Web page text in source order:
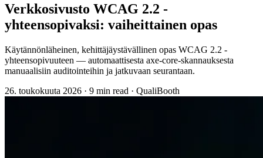
Verkkosivusto WCAG 2.2 -
yhteensopivaksi: vaiheittainen opas
Käytännönläheinen, kehittäjäystävällinen opas WCAG 2.2 -
yhteensopivuuteen — automaattisesta axe-core-skannauksesta
manuaalisiin auditointeihin ja jatkuvaan seurantaan.
26. toukokuuta 2026 · 9 min read · QualiBooth